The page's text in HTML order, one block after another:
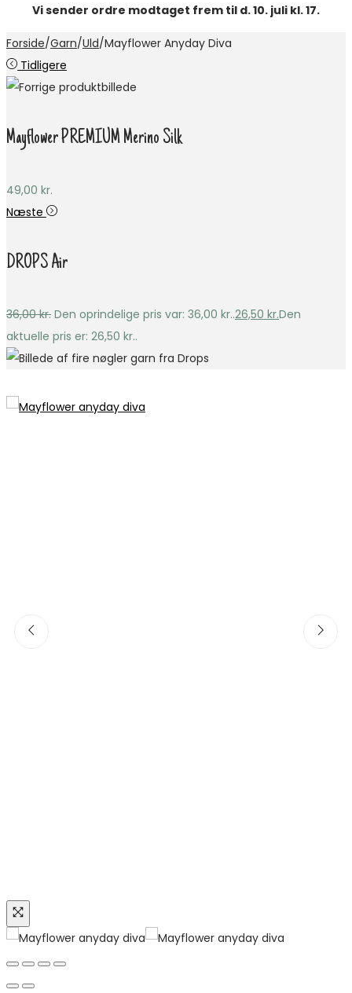
Vi sender ordre modtaget frem til d. 10. juli kl. 17.
Forside/Garn/Uld/Mayflower Anyday Diva
Tidligere
Mayflower PREMIUM Merino Silk
49,00 kr.
Næste
DROPS Air
36,00kr. Den oprindelige pris var: 36,00 kr..26,50 kr.Den
aktuelle pris er: 26,50 kr..